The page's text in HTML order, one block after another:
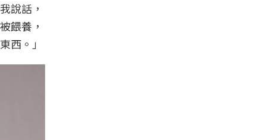
說話，
餵養，
西。」